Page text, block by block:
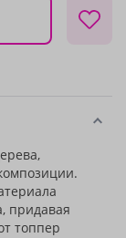
придавая
топпер